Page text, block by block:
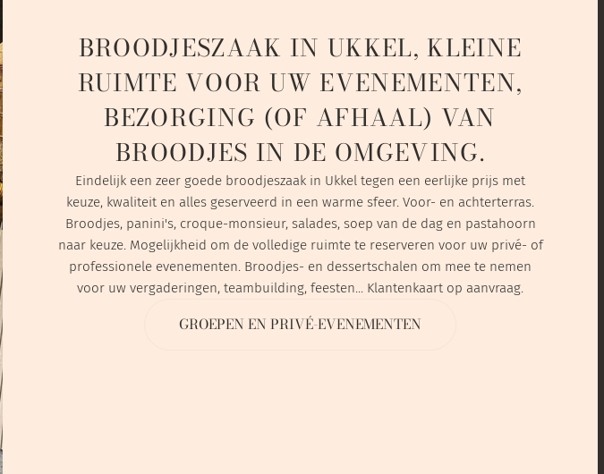
BROODJESZAAK IN UKKEL, KLEINE
RUIMTE VOOR UW EVENEMENTEN,
BEZORGING (OF AFHAAL) VAN
BROODJES IN DE OMGEVING.
Eindelijk een zeer goede broodjeszaak in Ukkel tegen een eerlijke prijs met
keuze, kwaliteit en alles geserveerd in een warme sfeer. Voor- en achterterras.
Broodjes, panini's, croque-monsieur, salades, soep van de dag en pastahoorn
naar keuze. Mogelijkheid om de volledige ruimte te reserveren voor uw privé- of
professionele evenementen. Broodjes- en dessertschalen om mee te nemen
voor uw vergaderingen, teambuilding, feesten... Klantenkaart op aanvraag.
GROEPEN EN PRIVÉ-EVENEMENTEN